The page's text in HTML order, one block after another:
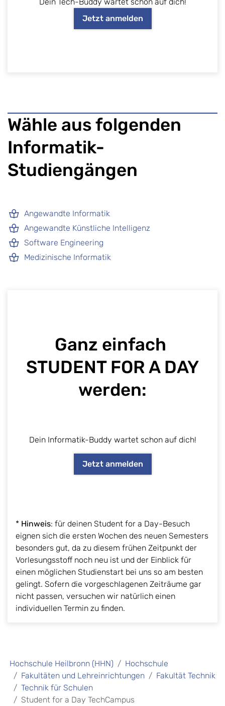
Jetzt anmelden
Wähle aus folgenden
Informatik-
Studiengängen
Angewandte Informatik
Angewandte Künstliche Intelligenz
Software Engineering
Medizinische Informatik
Ganz einfach ​
STUDENT FOR A DAY
werden:
Dein Informatik-Buddy wartet schon auf dich!
Jetzt anmelden
* Hinweis: für deinen Student for a Day-Besuch
eignen sich die ersten Wochen des neuen Semesters
besonders gut, da zu diesem frühen Zeitpunkt der
Vorlesungsstoff noch neu ist und der Einblick für
einen möglichen Studienstart bei uns so am besten
gelingt. Sofern die vorgeschlagenen Zeiträume gar
nicht passen, versuchen wir natürlich einen
individuellen Termin zu finden.
Hochschule Heilbronn (HHN)
Hochschule
Fakultäten und Lehreinrichtungen
Fakultät Technik
Technik für Schulen
Student for a Day TechCampus